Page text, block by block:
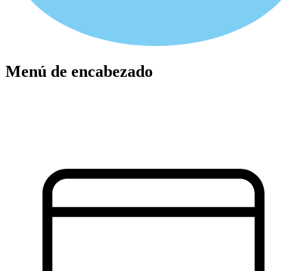
Menú de encabezado